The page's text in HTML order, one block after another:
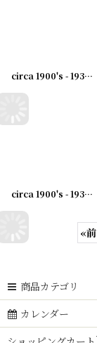
circa 1900's - 1930's Advertising Clip THE RWK COMPANY...アドバタイジング クリップ
circa 1900's - 1930's Advertising Clip BIRKLE MACHINE WORKS ...アドバタイジング クリップ
«前
商品カテゴリ
カレンダー